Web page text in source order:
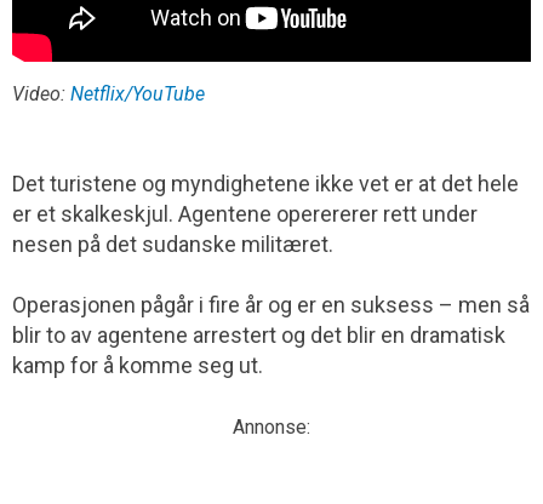
Video: Netflix/YouTube
Det turistene og myndighetene ikke vet er at det hele
er et skalkeskjul. Agentene operererer rett under
nesen på det sudanske militæret.
Operasjonen pågår i fire år og er en suksess – men så
blir to av agentene arrestert og det blir en dramatisk
kamp for å komme seg ut.
Annonse: